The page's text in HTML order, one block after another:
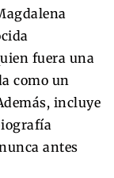
fuera una
como un
incluye
antes